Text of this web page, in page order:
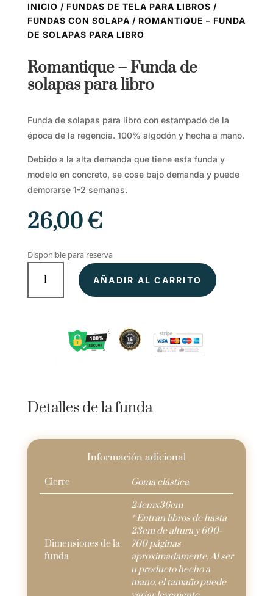
INICIO / FUNDAS DE TELA PARA LIBROS /
FUNDAS CON SOLAPA / ROMANTIQUE – FUNDA
DE SOLAPAS PARA LIBRO
Romantique – Funda de
solapas para libro
Funda de solapas para libro con estampado de la
época de la regencia. 100% algodón y hecha a mano.
Debido a la alta demanda que tiene esta funda y
modelo en concreto, se cose bajo demanda y puede
demorarse 1-2 semanas.
26,00€
Disponible para reserva
Funda
AÑADIR AL CARRITO
Detalles de la funda
Información adicional
Cierre Goma elástica
Dimensiones de la
funda
24cmx36cm
* Entran libros de hasta
23cm de altura y 600-
700 páginas
aproximadamente. Al ser
u producto hecho a
mano, el tamaño puede